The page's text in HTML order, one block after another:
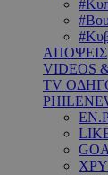
ΑΠΟΨΕΙΣ
VIDEOS
TV